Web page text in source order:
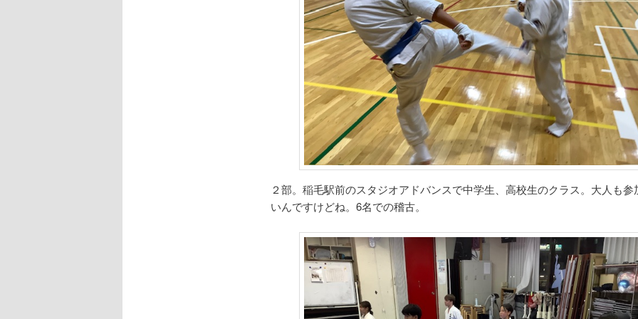
２部。稲毛駅前のスタジオアドバンスで中学生、高校生のクラス。大人も参
いんですけどね。6名での稽古。